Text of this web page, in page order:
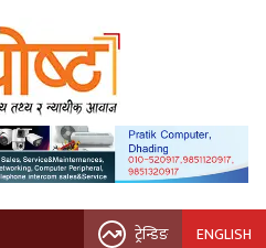
ट्रेन्डिङ ENGLISH